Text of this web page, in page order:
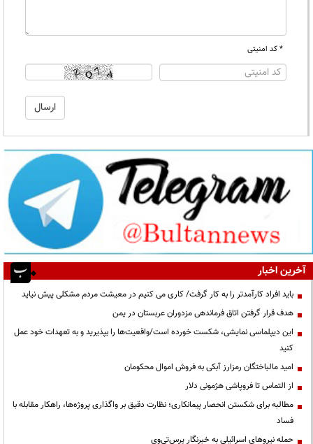
* کد امنیتی
آخرین اخبار
باید افراد کارآمدتر را به کار گرفت/ کاری می کنیم در معیشت مردم مشکلی پیش نیاید
هدف قرار گرفتن اتاق‌ فرماندهی مزدوران عربستان در یمن
این دیپلماسی نمایشی، شکست خورده است/واقعیت‌ها را بپذیرید و به تعهدات خود عمل
کنید
امید مالباختگان رمزارز آبکی به فروش اموال محکومان
از التماس تا فروپاشی هژمونی دلار
مطالبه برای شکستن انحصار پیمانکاری؛ نظارت دقیق بر واگذاری پروژه‌ها، راهکار مقابله با
فساد
حمله نیروهای اسرائیلی به خبرنگار پرس‌تی‌وی